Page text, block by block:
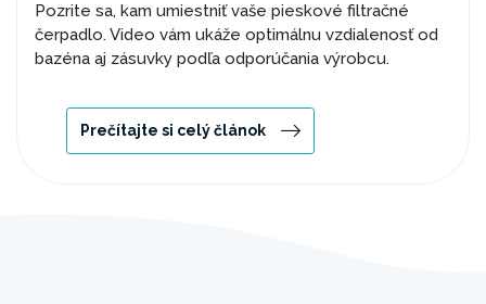
Pozrite sa, kam umiestniť vaše pieskové filtračné
čerpadlo. Video vám ukáže optimálnu vzdialenosť od
bazéna aj zásuvky podľa odporúčania výrobcu.
Prečítajte si celý článok